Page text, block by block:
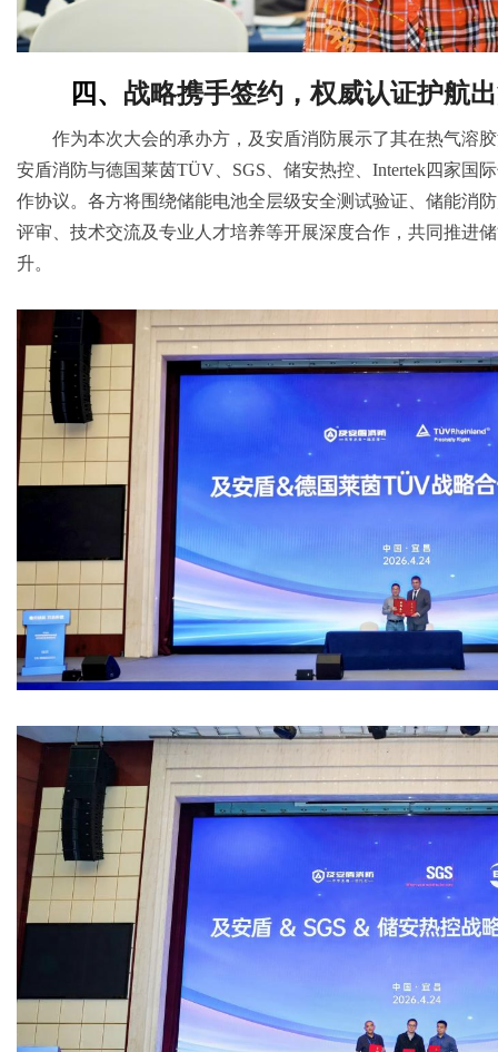
四、 战略携手签约，权威认证护航
作为本次大会的承办方，及安盾消防展示了其在热气溶
安盾消防与德国莱茵TÜV、SGS、储安热控、Intertek四家国
作协议。各方将围绕储能电池全层级安全测试验证、储能消
评审、技术交流及专业人才培养等开展深度合作，共同推进
升。